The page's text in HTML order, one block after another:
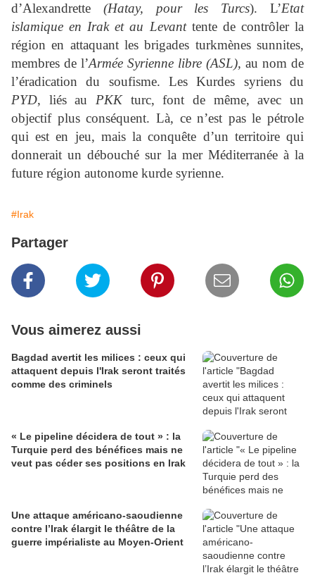
d’Alexandrette (Hatay, pour les Turcs). L’Etat
islamique en Irak et au Levanttente de contrôler la
région en attaquant les brigades turkmènes sunnites,
membres de l’Armée Syrienne libre (ASL), au nom de
l’éradication du soufisme. Les Kurdes syriens du
PYD, liés au PKKturc, font de même, avec un
objectif plus conséquent. Là, ce n’est pas le pétrole
qui est en jeu, mais la conquête d’un territoire qui
donnerait un débouché sur la mer Méditerranée à la
future région autonome kurde syrienne.
#Irak
Partager
Vous aimerez aussi
Bagdad avertit les milices : ceux qui
attaquent depuis l'Irak seront traités
comme des criminels
« Le pipeline décidera de tout » : la
Turquie perd des bénéfices mais ne
veut pas céder ses positions en Irak
Une attaque américano-saoudienne
contre l’Irak élargit le théâtre de la
guerre impérialiste au Moyen-Orient